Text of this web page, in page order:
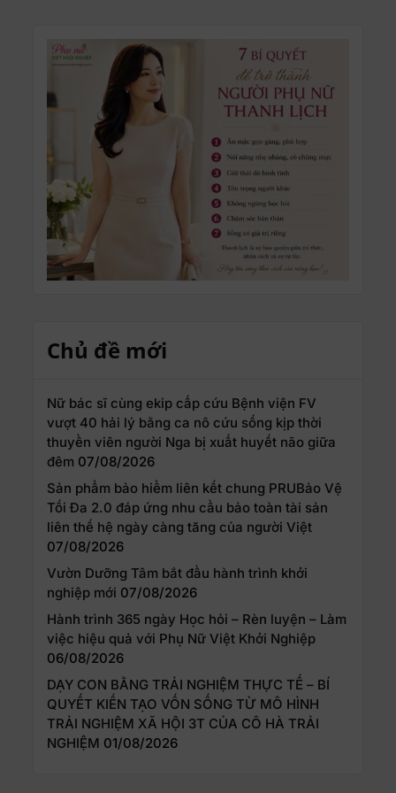
Chủ đề mới
Nữ bác sĩ cùng ekip cấp cứu Bệnh viện FV
vượt 40 hải lý bằng ca nô cứu sống kịp thời
thuyền viên người Nga bị xuất huyết não giữa
đêm 07/08/2026
Sản phẩm bảo hiểm liên kết chung PRUBảo Vệ
Tối Đa 2.0 đáp ứng nhu cầu bảo toàn tài sản
liên thế hệ ngày càng tăng của người Việt
07/08/2026
Vườn Dưỡng Tâm bắt đầu hành trình khởi
nghiệp mới 07/08/2026
Hành trình 365 ngày Học hỏi – Rèn luyện – Làm
việc hiệu quả với Phụ Nữ Việt Khởi Nghiệp
06/08/2026
DẠY CON BẰNG TRẢI NGHIỆM THỰC TẾ – BÍ
QUYẾT KIẾN TẠO VỐN SỐNG TỪ MÔ HÌNH
TRẢI NGHIỆM XÃ HỘI 3T CỦA CÔ HÀ TRẢI
NGHIỆM 01/08/2026